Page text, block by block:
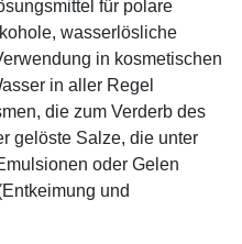
für polare
wasserlösliche
in kosmetischen
in aller Regel
die zum Verderb des
gelöste Salze, die unter
oder Gelen
und